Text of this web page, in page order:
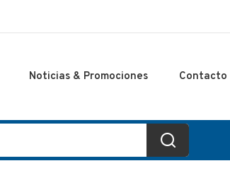
Noticias & Promociones Contacto